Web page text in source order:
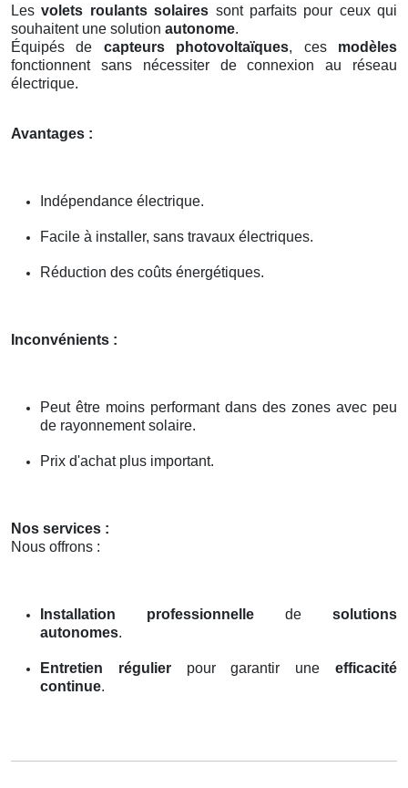
Lesvolets roulants solaires sont parfaits pour ceux qui
souhaitent une solution autonome.
Équipés de capteurs photovoltaïques, ces modèles
fonctionnent sans nécessiter de connexion au réseau
électrique.
Avantages :
Indépendance électrique.
Facile à installer, sans travaux électriques.
Réduction des coûts énergétiques.
Inconvénients :
Peut être moins performant dans des zones avec peu
de rayonnement solaire.
Prix d'achat plus important.
Nos services :
Nous offrons :
Installation professionnelle de solutions
autonomes.
Entretien régulierpour garantir uneefficacité
continue.